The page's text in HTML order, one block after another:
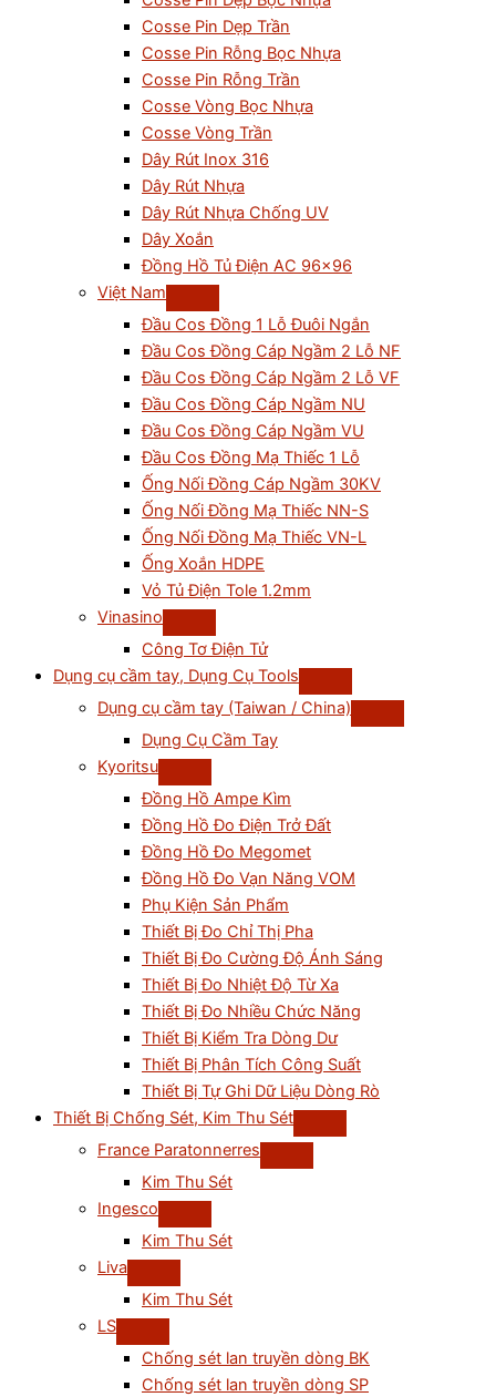
Cosse Pin Dẹp Trần
Cosse Pin Rỗng Bọc Nhựa
Cosse Pin Rỗng Trần
Cosse Vòng Bọc Nhựa
Cosse Vòng Trần
Dây Rút Inox 316
Dây Rút Nhựa
Dây Rút Nhựa Chống UV
Dây Xoắn
Đồng Hồ Tủ Điện AC 96×96
Việt Nam
Đầu Cos Đồng 1 Lỗ Đuôi Ngắn
Đầu Cos Đồng Cáp Ngầm 2 Lỗ NF
Đầu Cos Đồng Cáp Ngầm 2 Lỗ VF
Đầu Cos Đồng Cáp Ngầm NU
Đầu Cos Đồng Cáp Ngầm VU
Đầu Cos Đồng Mạ Thiếc 1 Lỗ
Ống Nối Đồng Cáp Ngầm 30KV
Ống Nối Đồng Mạ Thiếc NN-S
Ống Nối Đồng Mạ Thiếc VN-L
Ống Xoắn HDPE
Vỏ Tủ Điện Tole 1.2mm
Vinasino
Công Tơ Điện Tử
Dụng cụ cầm tay, Dụng Cụ Tools
Dụng cụ cầm tay (Taiwan / China)
Dụng Cụ Cầm Tay
Kyoritsu
Đồng Hồ Ampe Kìm
Đồng Hồ Đo Điện Trở Đất
Đồng Hồ Đo Megomet
Đồng Hồ Đo Vạn Năng VOM
Phụ Kiện Sản Phẩm
Thiết Bị Đo Chỉ Thị Pha
Thiết Bị Đo Cường Độ Ánh Sáng
Thiết Bị Đo Nhiệt Độ Từ Xa
Thiết Bị Đo Nhiều Chức Năng
Thiết Bị Kiểm Tra Dòng Dư
Thiết Bị Phân Tích Công Suất
Thiết Bị Tự Ghi Dữ Liệu Dòng Rò
Thiết Bị Chống Sét, Kim Thu Sét
France Paratonnerres
Kim Thu Sét
Ingesco
Kim Thu Sét
Liva
Kim Thu Sét
LS
Chống sét lan truyền dòng BK
Chống sét lan truyền dòng SP